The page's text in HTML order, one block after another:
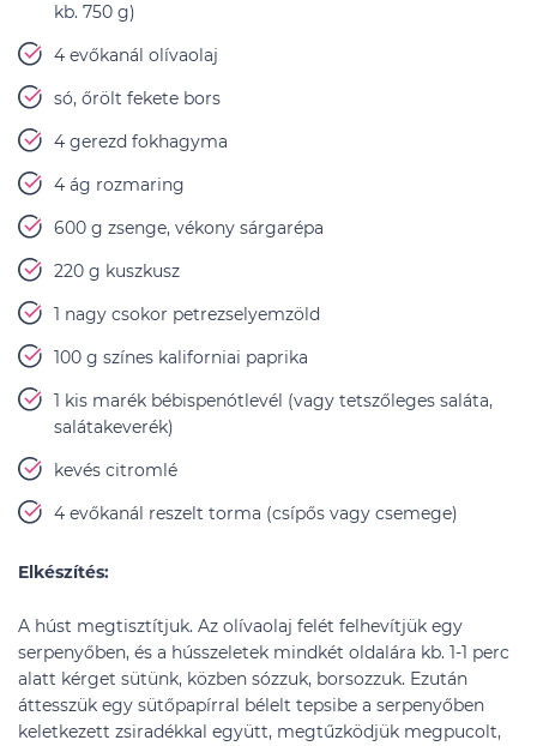
kb. 750 g)
4 evőkanál olívaolaj
só, őrölt fekete bors
4 gerezd fokhagyma
4 ág rozmaring
600 g zsenge, vékony sárgarépa
220 g kuszkusz
1 nagy csokor petrezselyemzöld
100 g színes kaliforniai paprika
1 kis marék bébispenótlevél (vagy tetszőleges saláta,
salátakeverék)
kevés citromlé
4 evőkanál reszelt torma (csípős vagy csemege)
Elkészítés:
A húst megtisztítjuk. Az olívaolaj felét felhevítjük egy
serpenyőben, és a hússzeletek mindkét oldalára kb. 1-1 perc
alatt kérget sütünk, közben sózzuk, borsozzuk. Ezután
áttesszük egy sütőpapírral bélelt tepsibe a serpenyőben
keletkezett zsiradékkal együtt, megtűzködjük megpucolt,